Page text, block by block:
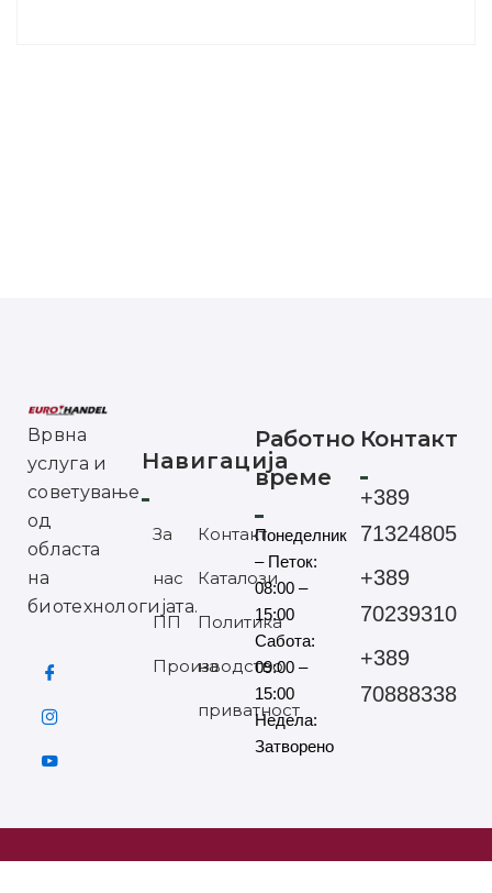
Врвна
услуга и
советување
од
областа
на
биотехнологијата.
Навигација
За
нас
ПП
Производство
Контакт
Каталози
Политика
на
приватност
Работно
време
Понеделник
– Петок:
08:00 –
15:00
Сабота:
09:00 –
15:00
Недела:
Затворено
Контакт
+389
71324805
+389
70239310
+389
70888338